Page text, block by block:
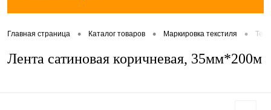
Главная страница • Каталог товаров • Маркировка текстиля •
Лента сатиновая коричневая, 35мм*200м